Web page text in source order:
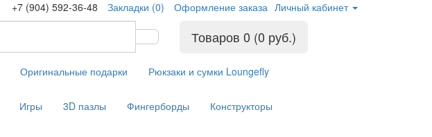
+7 (904) 592-36-48 Закладки (0) Оформление заказа Личный кабинет
Товаров 0 (0 руб.)
Оригинальные подарки Рюкзаки и сумки Loungefly
Игры 3D пазлы Фингерборды Конструкторы